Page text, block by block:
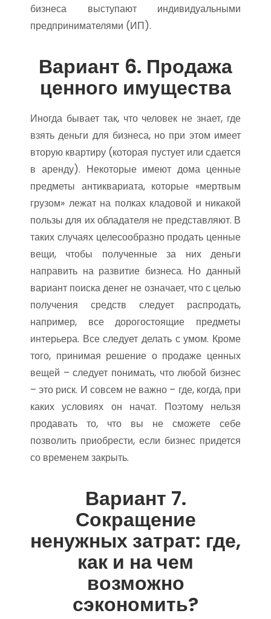
бизнеса выступают индивидуальными
предпринимателями (ИП).
Вариант 6. Продажа
ценного имущества
Иногда бывает так, что человек не знает, где
взять деньги для бизнеса, но при этом имеет
вторую квартиру (которая пустует или сдается
в аренду). Некоторые имеют дома ценные
предметы антиквариата, которые «мертвым
грузом» лежат на полках кладовой и никакой
пользы для их обладателя не представляют. В
таких случаях целесообразно продать ценные
вещи, чтобы полученные за них деньги
направить на развитие бизнеса. Но данный
вариант поиска денег не означает, что с целью
получения средств следует распродать,
например, все дорогостоящие предметы
интерьера. Все следует делать с умом. Кроме
того, принимая решение о продаже ценных
вещей – следует понимать, что любой бизнес
– это риск. И совсем не важно – где, когда, при
каких условиях он начат. Поэтому нельзя
продавать то, что вы не сможете себе
позволить приобрести, если бизнес придется
со временем закрыть.
Вариант 7.
Сокращение
ненужных затрат: где,
как и на чем
возможно
сэкономить?